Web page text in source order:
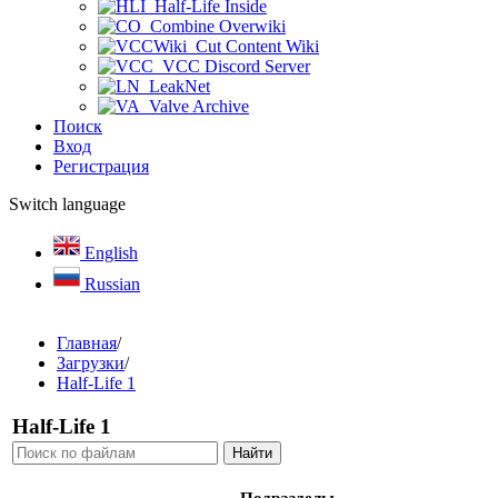
Half-Life Inside
Combine Overwiki
Cut Content Wiki
VCC Discord Server
LeakNet
Valve Archive
Поиск
Вход
Регистрация
Switch language
English
Russian
Главная/
Загрузки/
Half-Life 1
Half-Life 1